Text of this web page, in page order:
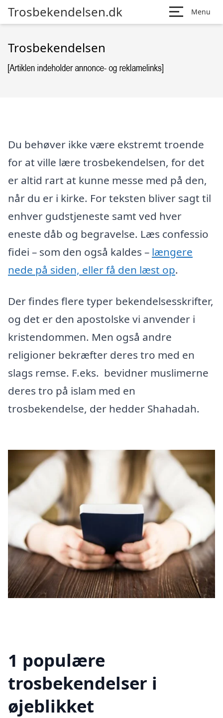
Trosbekendelsen.dk Menu
Trosbekendelsen
Du behøver ikke være ekstremt troende
for at ville lære trosbekendelsen, for det
er altid rart at kunne messe med på den,
når du er i kirke. For teksten bliver sagt til
enhver gudstjeneste samt ved hver
eneste dåb og begravelse. Læs confessio
fidei – som den også kaldes – længere
nede på siden, eller få den læst op.
Der findes flere typer bekendelsesskrifter,
og det er den apostolske vi anvender i
kristendommen. Men også andre
religioner bekræfter deres tro med en
slags remse. F.eks. bevidner muslimerne
deres tro på islam med en
trosbekendelse, der hedder Shahadah.
1 populære
trosbekendelser i
øjeblikket